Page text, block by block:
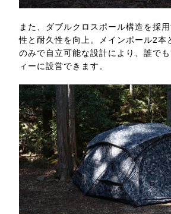
また、ダブルクロスポール構造を採
性と耐久性を向上。メインポール2本
のみで自立可能な設計により、誰で
ィーに設営できます。